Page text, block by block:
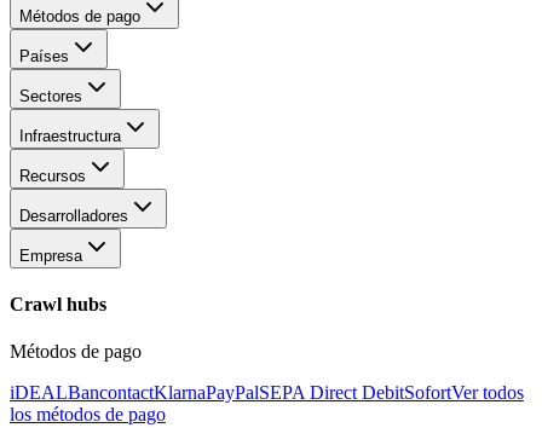
Métodos de pago
Países
Sectores
Infraestructura
Recursos
Desarrolladores
Empresa
Crawl hubs
Métodos de pago
iDEALBancontactKlarnaPayPalSEPA Direct DebitSofortVer todos
los métodos de pago